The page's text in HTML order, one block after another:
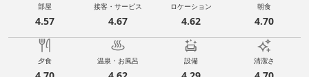
部屋
4.57
接客・サービス
4.67
ロケーション
4.62
朝食
4.70
夕食 温泉・お風呂 設備 清潔さ